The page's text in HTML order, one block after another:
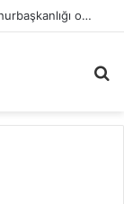
Erikli Atık Su Arıtma Tesisi Projesi’ne Cumhurbaşkanlığı onayı
...